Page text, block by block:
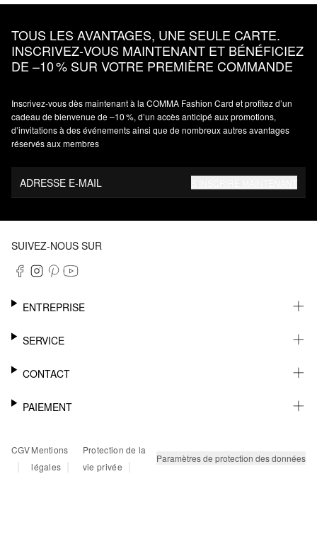
TOUS LES AVANTAGES, UNE SEULE CARTE.
INSCRIVEZ‑VOUS MAINTENANT ET BÉNÉFICIEZ
DE –10 % SUR VOTRE PREMIÈRE COMMANDE
Inscrivez‑vous dès maintenant à la COMMA Fashion Card et profitez d’un
cadeau de bienvenue de –10 %, d’un accès anticipé aux promotions,
d’invitations à des événements ainsi que de nombreux autres avantages
réservés aux membres
ADRESSE E-MAIL
SUIVEZ-NOUS SUR
ENTREPRISE
CARRIÈRE
SERVICE
NEWSLETTER
MÉMO
RETOURS
FAQ
CONTACT
AIDE
PAIEMENT
PAYPAL
CARTE BANCAIRE
CGV
|
Mentions
légales |
Protection de la
vie privée
| Paramètres de protection des données